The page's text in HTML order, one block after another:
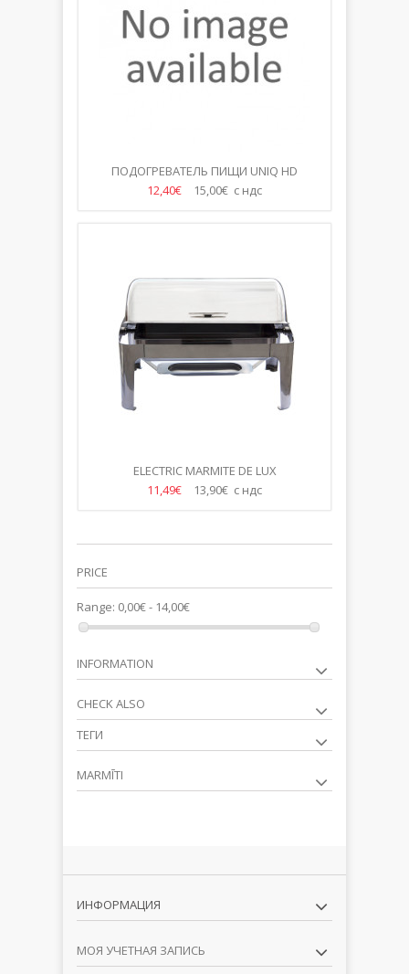
ПОДОГРЕВАТЕЛЬ ПИЩИ UNIQ HD
ЧЕРНЫЙ
12,40€ 15,00€ с ндс
ELECTRIC MARMITE DE LUX
11,49€
13,90€ с ндс
PRICE
Range: 0,00€ - 14,00€
INFORMATION
CHECK ALSO
ТЕГИ
MARMĪTI
ИНФОРМАЦИЯ
МОЯ УЧЕТНАЯ ЗАПИСЬ